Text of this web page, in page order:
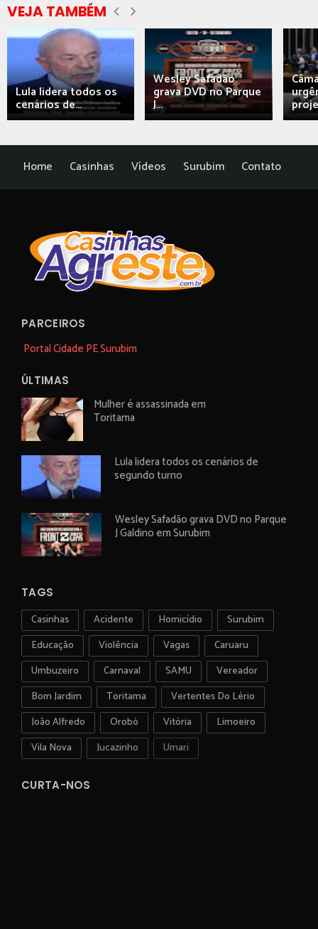
VEJA TAMBÉM
Lula lidera todos os
cenários de...
Wesley Safadão
grava DVD no Parque
J...
Home Casinhas Vídeos Surubim Contato
PARCEIROS
Portal Cidade PE Surubim
ÚLTIMAS
Mulher é assassinada em
Toritama
Lula lidera todos os cenários de
segundo turno
Wesley Safadão grava DVD no Parque
J Galdino em Surubim
TAGS
Casinhas Acidente Homicídio
Surubim
Educação
Violência Vagas
Caruaru
Umbuzeiro
Carnaval SAMU
Vereador
Bom Jardim
Toritama
Vertentes Do Lério
João Alfredo
Orobó Vitória
Limoeiro
Vila Nova
Jucazinho Umari
CURTA-NOS